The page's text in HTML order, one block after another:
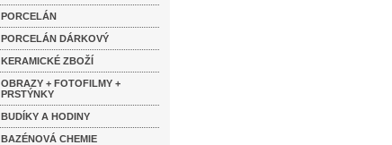
PORCELÁN
PORCELÁN DÁRKOVÝ
KERAMICKÉ ZBOŽÍ
OBRAZY + FOTOFILMY +
PRSTÝNKY
BUDÍKY A HODINY
BAZÉNOVÁ CHEMIE